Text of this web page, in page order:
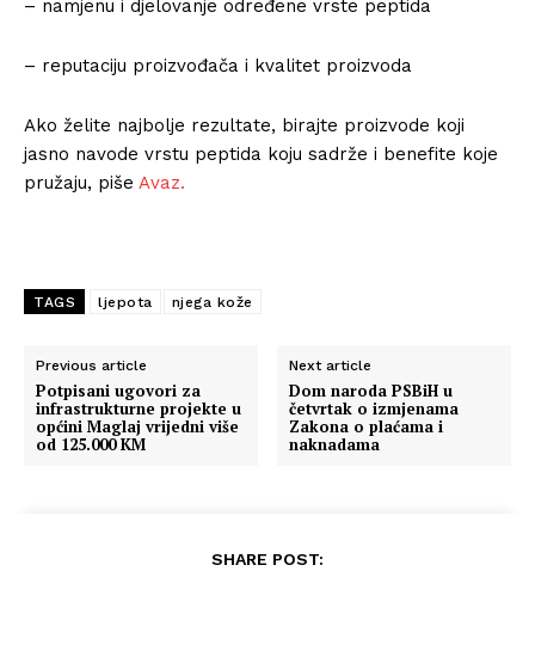
– namjenu i djelovanje određene vrste peptida
– reputaciju proizvođača i kvalitet proizvoda
Ako želite najbolje rezultate, birajte proizvode koji
jasno navode vrstu peptida koju sadrže i benefite koje
pružaju, piše Avaz.
TAGS ljepota njega kože
Previous article
Potpisani ugovori za
infrastrukturne projekte u
općini Maglaj vrijedni više
od 125.000 KM
Next article
Dom naroda PSBiH u
četvrtak o izmjenama
Zakona o plaćama i
naknadama
SHARE POST: